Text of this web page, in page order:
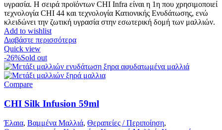
υγρασία. Η σειρά προϊόντων CHI Infra είναι η 1η που χρησιμοποιεί
τεχνολογία CHI 44 και τεχνολογία Κατιονικής Ενυδάτωσης, ενώ
κλειδώνει την ζωτική υγρασία στην εσωτερική δομή των μαλλιών.
Add to wishlist
Διαβάστε περισσότερα
Quick view
-26%Sold out
Compare
CHI Silk Infusion 59ml
Έλαια, Βαμμένα Μαλλιά, Θεραπείες / Περιποίηση,